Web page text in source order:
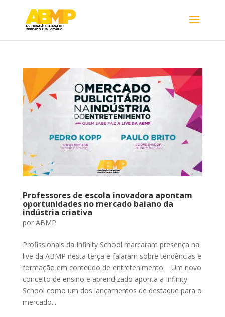
Professores de escola inovadora apontam
oportunidades no mercado baiano da
indústria criativa
por ABMP
Profissionais da Infinity School marcaram presença na
live da ABMP nesta terça e falaram sobre tendências e
formação em conteúdo de entretenimento Um novo
conceito de ensino e aprendizado aponta a Infinity
School como um dos lançamentos de destaque para o
mercado...